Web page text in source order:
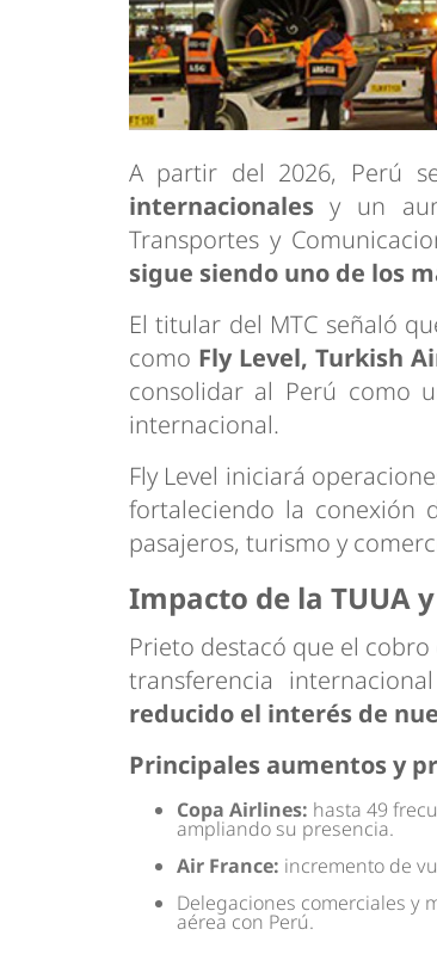
A partir del 2026, Perú
internacionalesy un
Transportes y
sigue siendo uno de los
El titular del MTC señaló
como Fly Level, Turkish
consolidar al Perú como
internacional.
Fly Level iniciará
fortaleciendo la conexión
pasajeros, turismo y
Impacto de la TUUA
Prieto destacó que el cobro
transferencia
reducido el interés de
Principales aumentos y
Copa Airlines: hasta 49
ampliando su presencia.
Air France: incremento de
Delegaciones comerciales y
aérea con Perú.